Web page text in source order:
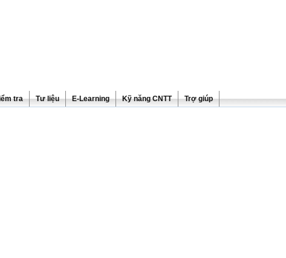
tra Tư liệu E-Learning Kỹ năng CNTT Trợ giúp